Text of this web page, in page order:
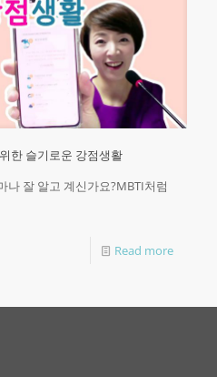
한 슬기로운 강점생활
나 잘 알고 계신가요?MBTI처럼
Read more